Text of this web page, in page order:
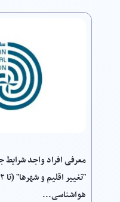
در سامانه جامع
معرفی افراد واجد
هواشناسی...